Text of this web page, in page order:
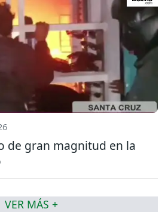
de gran magnitud en la
VER MÁS +